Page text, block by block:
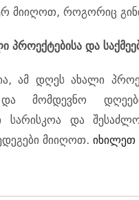
მიიღოთ, როგორიც
პროექტებისა და
ამ დღეს ახალი
მომდევნო
სარისკოა და
მიიღოთ.